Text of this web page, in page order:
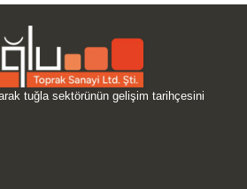
tuğla sektörünün gelişim tarihçesini